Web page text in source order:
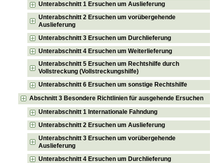
Unterabschnitt 1 Ersuchen um Auslieferung
Unterabschnitt 2 Ersuchen um vorübergehende
Auslieferung
Unterabschnitt 3 Ersuchen um Durchlieferung
Unterabschnitt 4 Ersuchen um Weiterlieferung
Unterabschnitt 5 Ersuchen um Rechtshilfe durch
Vollstreckung (Vollstreckungshilfe)
Unterabschnitt 6 Ersuchen um sonstige Rechtshilfe
Abschnitt 3 Besondere Richtlinien für ausgehende Ersuchen
Unterabschnitt 1 Internationale Fahndung
Unterabschnitt 2 Ersuchen um Auslieferung
Unterabschnitt 3 Ersuchen um vorübergehende
Auslieferung
Unterabschnitt 4 Ersuchen um Durchlieferung